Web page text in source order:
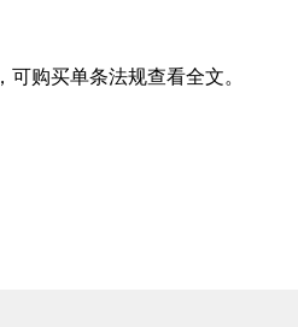
购买单条法规查看全文。